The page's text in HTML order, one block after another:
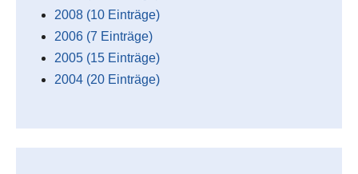
2008 (10 Einträge)
2006 (7 Einträge)
2005 (15 Einträge)
2004 (20 Einträge)